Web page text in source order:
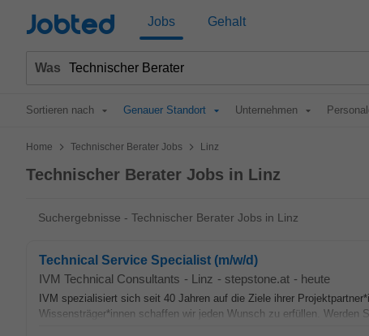
Jobted Jobs Gehalt
Was
Sortieren nach Genauer Standort Unternehmen
Home > Technischer Berater Jobs > Linz
Technischer Berater Jobs in Linz
Suchergebnisse - Technischer Berater Jobs in Linz
Technical Service Specialist (m/w/d)
IVM Technical Consultants - Linz - stepstone.at - heute
IVM spezialisiert sich seit 40 Jahren auf die Ziele ihrer
Wissensträger*innen schaffen wir jeden Wunsch zu erfüllen. Werden